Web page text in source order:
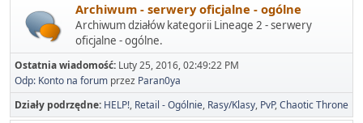
Archiwum - serwery oficjalne - ogólne
Archiwum działów kategorii Lineage 2 - serwery
oficjalne - ogólne.
Ostatnia wiadomość: Luty 25, 2016, 02:49:22 PM
Odp: Konto na forum przez Paran0ya
Działy podrzędne HELP! Retail - Ogólnie Rasy/Klasy PvP Chaotic Throne